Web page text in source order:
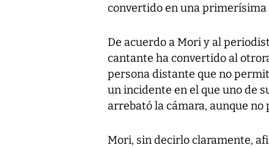
convertido en una primerísima
De acuerdo a Mori y al
cantante ha convertido al
persona distante que no
un incidente en el que uno de
arrebató la cámara, aunque no
Mori, sin decirlo claramente,